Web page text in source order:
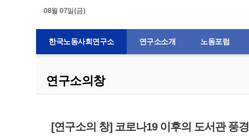
08월 07일(금)
한국노동사회연구소 연구소소개 노동포럼
연구소의창
[연구소의 창] 코로나19 이후의 도서관 풍경